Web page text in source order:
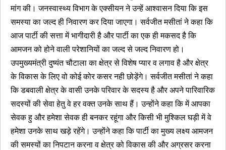
मांग की। जनस्वास्थ्य विभाग के एक्सीयन ने उन्हें आश्वासन दिया कि इस
समस्या का जल्द ही निवारण कर दिया जाएगा। सर्वजीत मसीतां ने कहा कि
आज पार्टी की सत्ता में भागीदारी है और पार्टी का एक ही मकसद है कि
आमजन को होने वाली परेशानियों का जल्द से जल्द निवारण हो।
उपमुख्यमंत्री दुष्यंत चौटाला का क्षेत्र से विशेष प्यार व लगाव है और क्षेत्र
के विकास के लिए वो कोई कोर कसर नही छोड़ेंगे। सर्वजीत मसीतां ने कहा
कि डबवाली क्षेत्र के वासी उनके परिवार के सदस्य है और अपने पारिवारिक
सदस्यों की सेवा हेतु वे हर वक्त उनके साथ हैं। उन्होंने कहा कि में आपका
सेवक हु और हमेशा सेवक ही बनकर रहूंगा और किसी भी मुश्किल घड़ी में वे
हमेशा उनके साथ खड़े रहेंगे। उन्होंने कहा कि पार्टी का मुख्य लक्ष्य आमजन
की समस्यों का निपटान करना व क्षेत्र को विकास की और अग्रसर करना